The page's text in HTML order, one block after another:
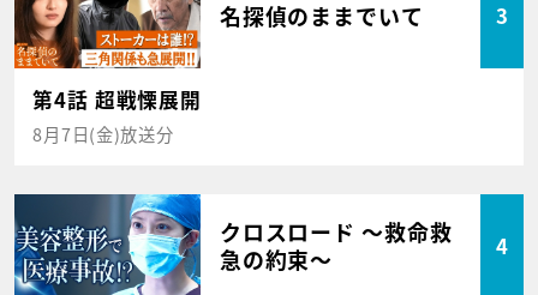
名探偵のままでいて 3
第4話 超戦慄展開
8月7日(金)放送分
クロスロード ～救命救
急の約束～
4